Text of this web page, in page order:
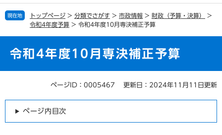
で
す
ば
し
現在地 トップページ > 分類でさがす > 市政情報 > 財政（予算・決算）
>
令和4年度予算 > 令和4年度10月専決補正予算
令和4年度10月専決補正予算
ページID：0005467 更新日：2024年11月11日更新
ページ内目次